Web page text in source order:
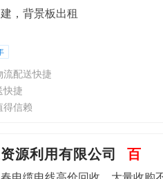
，背景板出租
配送快捷
快捷
得信赖
源利用有限公司 百